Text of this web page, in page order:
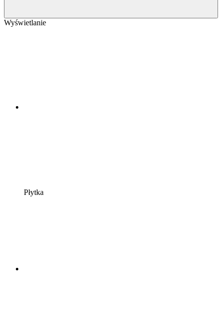
Wyświetlanie
Płytka